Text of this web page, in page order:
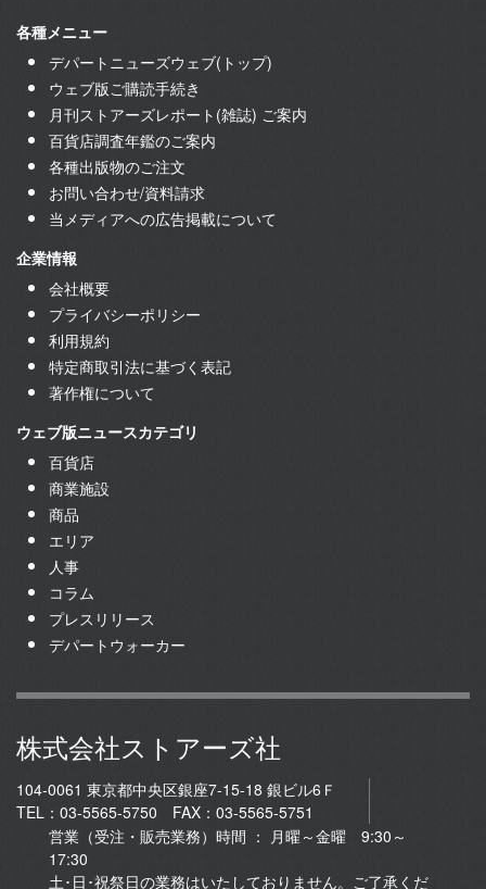
各種メニュー
デパートニューズウェブ(トップ)
ウェブ版ご購読手続き
月刊ストアーズレポート(雑誌) ご案内
百貨店調査年鑑のご案内
各種出版物のご注文
お問い合わせ/資料請求
当メディアへの広告掲載について
企業情報
会社概要
プライバシーポリシー
利用規約
特定商取引法に基づく表記
著作権について
ウェブ版ニュースカテゴリ
百貨店
商業施設
商品
エリア
人事
コラム
プレスリリース
デパートウォーカー
株式会社ストアーズ社
104-0061 東京都中央区銀座7-15-18 銀ビル6Ｆ
TEL：03-5565-5750 FAX：03-5565-5751
営業（受注・販売業務）時間 ： 月曜～金曜 9:30～
17:30
土･日･祝祭日の業務はいたしておりません。ご了承くだ